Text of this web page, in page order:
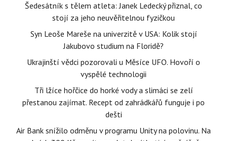
Šedesátník s tělem atleta: Janek Ledecký přiznal, co
stojí za jeho neuvěřitelnou fyzičkou
Syn Leoše Mareše na univerzitě v USA: Kolik stojí
Jakubovo studium na Floridě?
Ukrajinští vědci pozorovali u Měsíce UFO. Hovoří o
vyspělé technologii
Tři lžíce hořčice do horké vody a slimáci se zelí
přestanou zajímat. Recept od zahrádkářů funguje i po
dešti
Air Bank snížilo odměnu v programu Unity na polovinu. Na